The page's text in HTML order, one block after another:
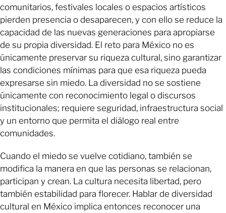
comunitarios, festivales locales o espacios artísticos
pierden presencia o desaparecen, y con ello se reduce la
capacidad de las nuevas generaciones para apropiarse
de su propia diversidad. El reto para México no es
únicamente preservar su riqueza cultural, sino garantizar
las condiciones mínimas para que esa riqueza pueda
expresarse sin miedo. La diversidad no se sostiene
únicamente con reconocimiento legal o discursos
institucionales; requiere seguridad, infraestructura social
y un entorno que permita el diálogo real entre
comunidades.
Cuando el miedo se vuelve cotidiano, también se
modifica la manera en que las personas se relacionan,
participan y crean. La cultura necesita libertad, pero
también estabilidad para florecer. Hablar de diversidad
cultural en México implica entonces reconocer una